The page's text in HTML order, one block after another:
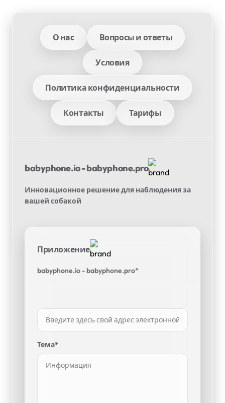
О нас Вопросы и ответы
Условия
Политика конфиденциальности
Контакты Тарифы
babyphone.io - babyphone.pro
Инновационное решение для наблюдения за
вашей собакой
Приложение
babyphone.io - babyphone.pro*
Тема*